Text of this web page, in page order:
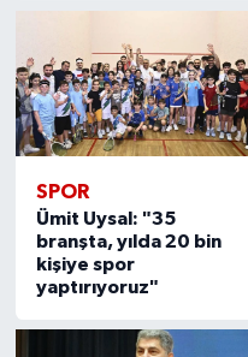
SPOR
Ümit Uysal: "35
branşta, yılda 20 bin
kişiye spor
yaptırıyoruz"